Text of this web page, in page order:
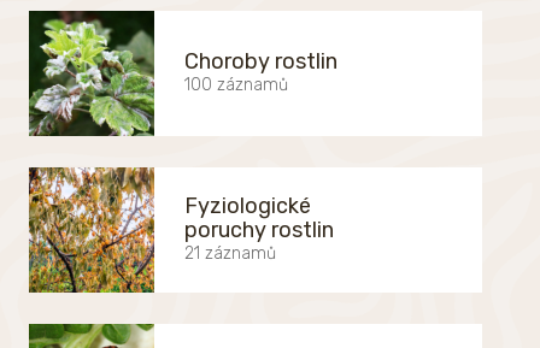
Choroby rostlin
100 záznamů
Fyziologické
poruchy rostlin
21 záznamů